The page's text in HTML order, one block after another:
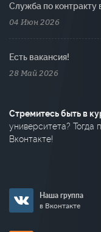
Cлужба по контракту
04 Июн 2026
Есть вакансия!
28 Май 2026
Стремитесь быть в
университета? Тогда
Вконтакте!
Наша группа
в Вконтакте